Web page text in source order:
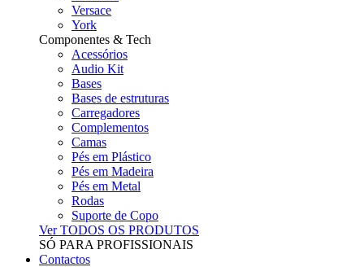
Versace
York
Componentes & Tech
Acessórios
Audio Kit
Bases
Bases de estruturas
Carregadores
Complementos
Camas
Pés em Plástico
Pés em Madeira
Pés em Metal
Rodas
Suporte de Copo
Ver TODOS OS PRODUTOS
SÓ PARA PROFISSIONAIS
Contactos